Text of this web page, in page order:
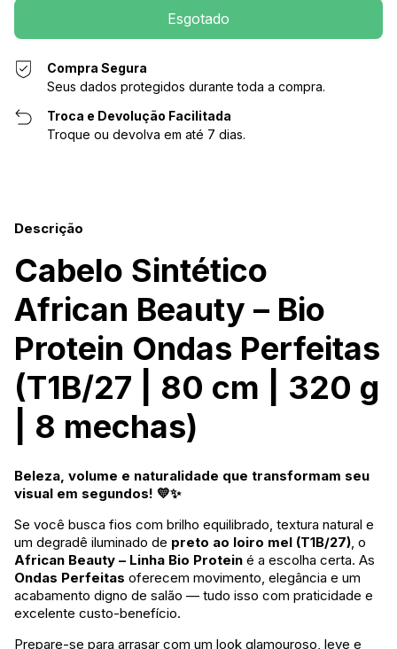
Compra Segura
Seus dados protegidos durante toda a compra.
Troca e Devolução Facilitada
Troque ou devolva em até 7 dias.
Descrição
Cabelo Sintético
African Beauty – Bio
Protein Ondas Perfeitas
(T1B/27 | 80 cm | 320 g
| 8 mechas)
Beleza, volume e naturalidade que transformam seu
visual em segundos! 💛✨
Se você busca fios com brilho equilibrado, textura natural e
um degradê iluminado de preto ao loiro mel (T1B/27) , o
African Beauty – Linha Bio Protein é a escolha certa. As
Ondas Perfeitas oferecem movimento, elegância e um
acabamento digno de salão — tudo isso com praticidade e
excelente custo-benefício.
Prepare-se para arrasar com um look glamouroso, leve e